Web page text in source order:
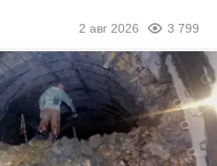
2 авг 2026 3 799